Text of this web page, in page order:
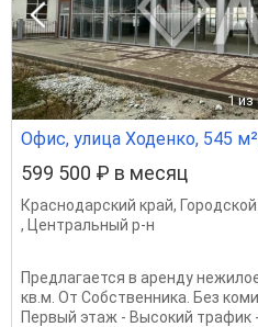
1 из
Офис, улица Ходенко, 545
599 500 ₽ в месяц
Краснодарский край,
,
Центральный р-н
Предлагается в аренду
кв.м. От Собственника. Без
Первый этаж - Высокий трафик